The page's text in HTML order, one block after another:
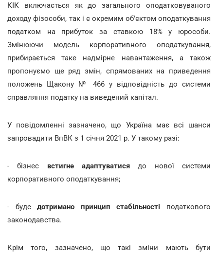
КІК включається як до загального оподатковуваного
доходу фізособи, так і є окремим об'єктом оподаткування
податком на прибуток за ставкою 18% у юрособи.
Змінюючи модель корпоративного оподаткування,
прибирається таке надмірне навантаження, а також
пропонуємо ще ряд змін, спрямованих на приведення
положень Щакону № 466 у відповідність до системи
справляння податку на виведений капітал.
У повідомленні зазначено, що Україна має всі шанси
запровадити ВпВК з 1 січня 2021 р. У такому разі:
- бізнес встигне адаптуватисядо нової системи
корпоративного оподаткування;
- будедотримано принцип стабільності податкового
законодавства.
Крім того, зазначено, що такі зміни мають бути